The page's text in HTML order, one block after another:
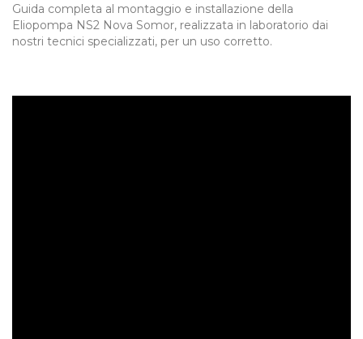
Guida completa al montaggio e installazione della
Eliopompa NS2 Nova Somor, realizzata in laboratorio dai
nostri tecnici specializzati, per un uso corretto.